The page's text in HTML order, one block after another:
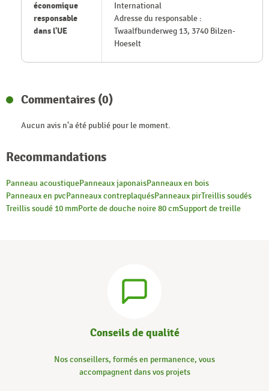
économique
responsable
dans l'UE
International
Adresse du responsable :
Twaalfbunderweg 13, 3740 Bilzen-
Hoeselt
Commentaires (0)
Aucun avis n'a été publié pour le moment.
Recommandations
Panneau acoustiquePanneaux japonaisPanneaux en bois
Panneaux en pvcPanneaux contreplaquésPanneaux pirTreillis soudés
Treillis soudé 10 mmPorte de douche noire 80 cmSupport de treille
Conseils de qualité
Nos conseillers, formés en permanence, vous
accompagnent dans vos projets